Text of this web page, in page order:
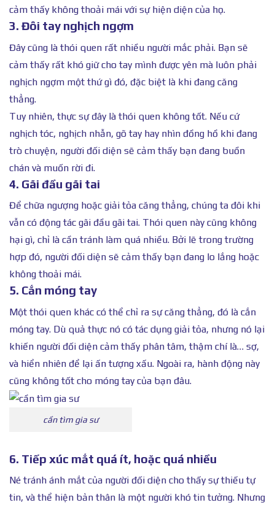
cảm thấy không thoải mái với sự hiện diện của họ.
3. Đôi tay nghịch ngợm
Đây cũng là thói quen rất nhiều người mắc phải. Bạn sẽ
cảm thấy rất khó giữ cho tay mình được yên mà luôn phải
nghịch ngợm một thứ gì đó, đặc biệt là khi đang căng
thẳng.
Tuy nhiên, thực sự đây là thói quen không tốt. Nếu cứ
nghịch tóc, nghịch nhẫn, gõ tay hay nhìn đồng hồ khi đang
trò chuyện, người đối diện sẽ cảm thấy bạn đang buồn
chán và muốn rời đi.
4. Gãi đầu gãi tai
Để chữa ngượng hoặc giải tỏa căng thẳng, chúng ta đôi khi
vẫn có động tác gãi đầu gãi tai. Thói quen này cũng không
hại gì, chỉ là cần tránh làm quá nhiều. Bởi lẽ trong trường
hợp đó, người đối diện sẽ cảm thấy bạn đang lo lắng hoặc
không thoải mái.
5. Cắn móng tay
Một thói quen khác có thể chỉ ra sự căng thẳng, đó là cắn
móng tay. Dù quả thực nó có tác dụng giải tỏa, nhưng nó lại
khiến người đối diện cảm thấy phân tâm, thậm chí là… sợ,
và hiển nhiên để lại ấn tượng xấu. Ngoài ra, hành động này
cũng không tốt cho móng tay của bạn đâu.
cần tìm gia sư
6. Tiếp xúc mắt quá ít, hoặc quá nhiều
Né tránh ánh mắt của người đối diện cho thấy sự thiếu tự
tin, và thể hiện bản thân là một người khó tin tưởng. Nhưng